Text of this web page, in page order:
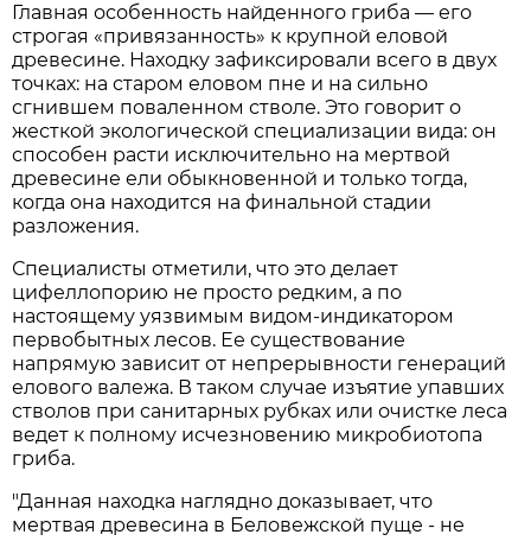
Главная особенность найденного гриба — его
строгая «привязанность» к крупной еловой
древесине. Находку зафиксировали всего в двух
точках: на старом еловом пне и на сильно
сгнившем поваленном стволе. Это говорит о
жесткой экологической специализации вида: он
способен расти исключительно на мертвой
древесине ели обыкновенной и только тогда,
когда она находится на финальной стадии
разложения.
Специалисты отметили, что это делает
цифеллопорию не просто редким, а по
настоящему уязвимым видом-индикатором
первобытных лесов. Ее существование
напрямую зависит от непрерывности генераций
елового валежа. В таком случае изъятие упавших
стволов при санитарных рубках или очистке леса
ведет к полному исчезновению микробиотопа
гриба.
"Данная находка наглядно доказывает, что
мертвая древесина в Беловежской пуще - не